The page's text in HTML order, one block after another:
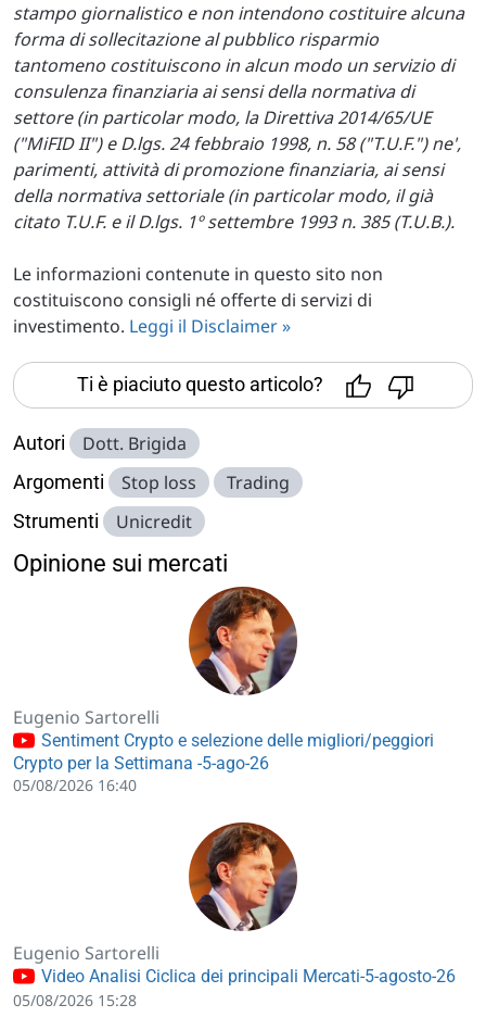
stampo giornalistico e non intendono costituire alcuna
forma di sollecitazione al pubblico risparmio
tantomeno costituiscono in alcun modo un servizio di
consulenza finanziaria ai sensi della normativa di
settore (in particolar modo, la Direttiva 2014/65/UE
("MiFID II") e D.lgs. 24 febbraio 1998, n. 58 ("T.U.F.") ne',
parimenti, attività di promozione finanziaria, ai sensi
della normativa settoriale (in particolar modo, il già
citato T.U.F. e il D.lgs. 1º settembre 1993 n. 385 (T.U.B.).
Le informazioni contenute in questo sito non
costituiscono consigli né offerte di servizi di
investimento. Leggi il Disclaimer »
Ti è piaciuto questo articolo?
Autori Dott. Brigida
Argomenti Stop loss Trading
Strumenti Unicredit
Opinione sui mercati
Eugenio Sartorelli
Sentiment Crypto e selezione delle migliori/peggiori
Crypto per la Settimana -5-ago-26
05/08/2026 16:40
Eugenio Sartorelli
Video Analisi Ciclica dei principali Mercati-5-agosto-26
05/08/2026 15:28